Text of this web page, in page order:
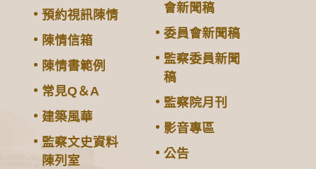
預約視訊陳情
陳情信箱
陳情書範例
常見Q＆A
建築風華
監察文史資料
陳列室
會新聞稿
委員會新聞稿
監察委員新聞
稿
監察院月刊
影音專區
公告